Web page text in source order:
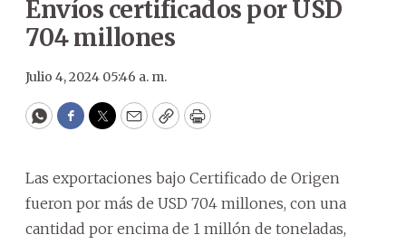
Envíos certificados por USD
704 millones
Julio 4, 2024 05:46 a. m.
WhatsApp
Facebook
Twitter
EmailCopyPrint
Las exportaciones bajo Certificado de Origen
fueron por más de USD 704 millones, con una
cantidad por encima de 1 millón de toneladas,